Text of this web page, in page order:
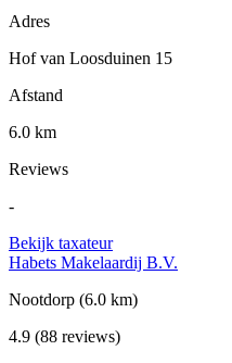
Adres
Hof van Loosduinen 15
Afstand
6.0 km
Reviews
-
Bekijk taxateur
Habets Makelaardij B.V.
Nootdorp (6.0 km)
4.9 (88 reviews)